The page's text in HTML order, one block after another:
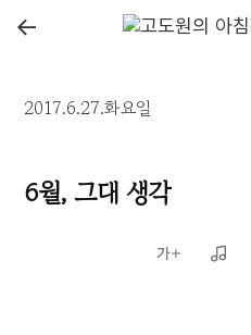
←
2017.6.27.화요일
6월, 그대 생각